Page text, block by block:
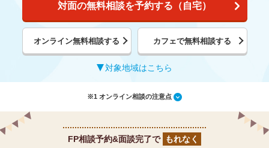
対面の無料相談を予約する（自宅）
オンライン無料相談する カフェで無料相談する
対象地域はこちら
※1 オンライン相談の注意点
FP相談予約&面談完了で もれなく